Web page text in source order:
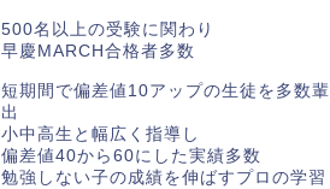
500名以上の受験に関わり
早慶MARCH合格者多数
短期間で偏差値10アップの生徒を多数輩
出
小中高生と幅広く指導し
偏差値40から60にした実績多数
勉強しない子の成績を伸ばすプロの学習